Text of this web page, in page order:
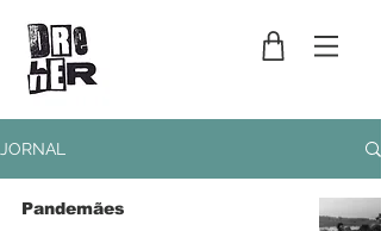
JORNAL
Pandemães